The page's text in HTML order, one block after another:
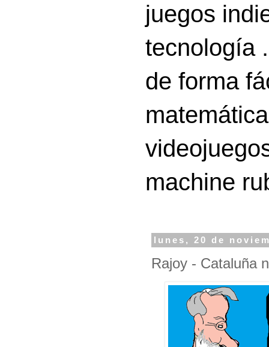
juegos
tecnología
de forma
machine
lunes, 20 de
Rajoy - Cataluña